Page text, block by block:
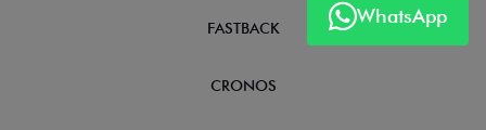
WhatsApp
FASTBACK
CRONOS